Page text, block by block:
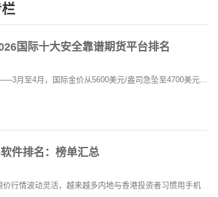
国际十大安全靠谱期货平台排名
月至4月，国际金价从5600美元/盎司急坠至4700美元...
件排名：榜单汇总
行情波动灵活，越来越多内地与香港投资者习惯用手机